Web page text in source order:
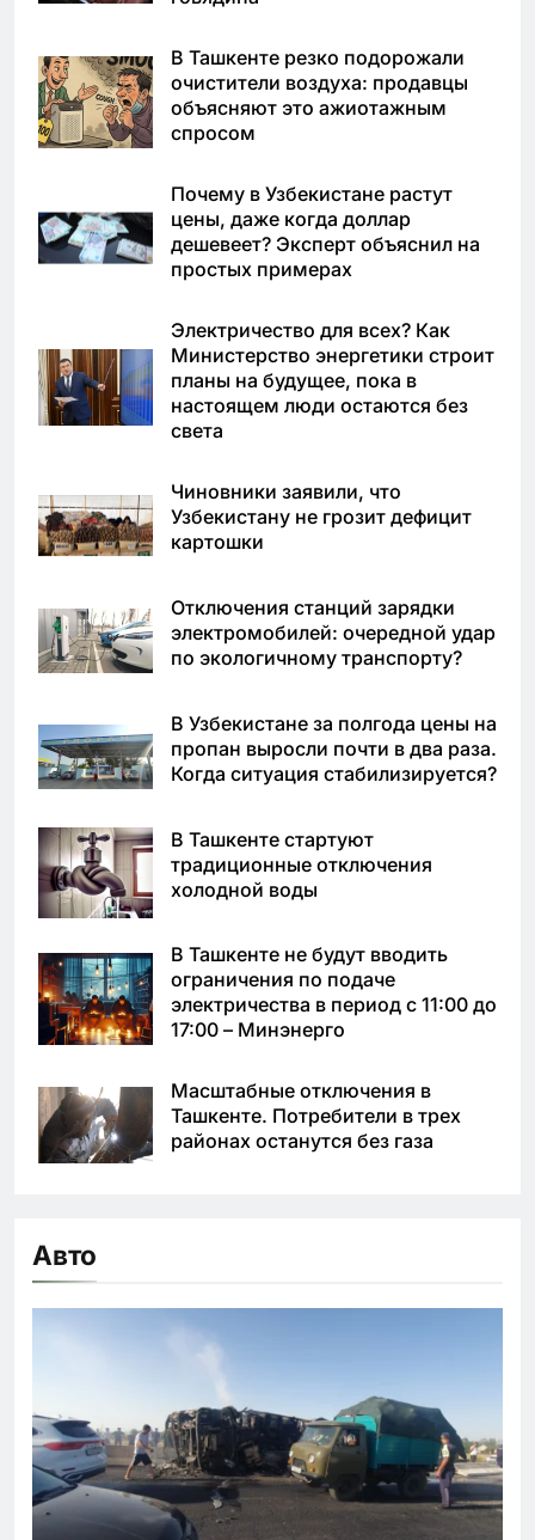
В Ташкенте резко подорожали
очистители воздуха: продавцы
объясняют это ажиотажным
спросом
Почему в Узбекистане растут
цены, даже когда доллар
дешевеет? Эксперт объяснил на
простых примерах
Электричество для всех? Как
Министерство энергетики строит
планы на будущее, пока в
настоящем люди остаются без
света
Чиновники заявили, что
Узбекистану не грозит дефицит
картошки
Отключения станций зарядки
электромобилей: очередной удар
по экологичному транспорту?
В Узбекистане за полгода цены на
пропан выросли почти в два раза.
Когда ситуация стабилизируется?
В Ташкенте стартуют
традиционные отключения
холодной воды
В Ташкенте не будут вводить
ограничения по подаче
электричества в период с 11:00 до
17:00 – Минэнерго
Масштабные отключения в
Ташкенте. Потребители в трех
районах останутся без газа
Авто